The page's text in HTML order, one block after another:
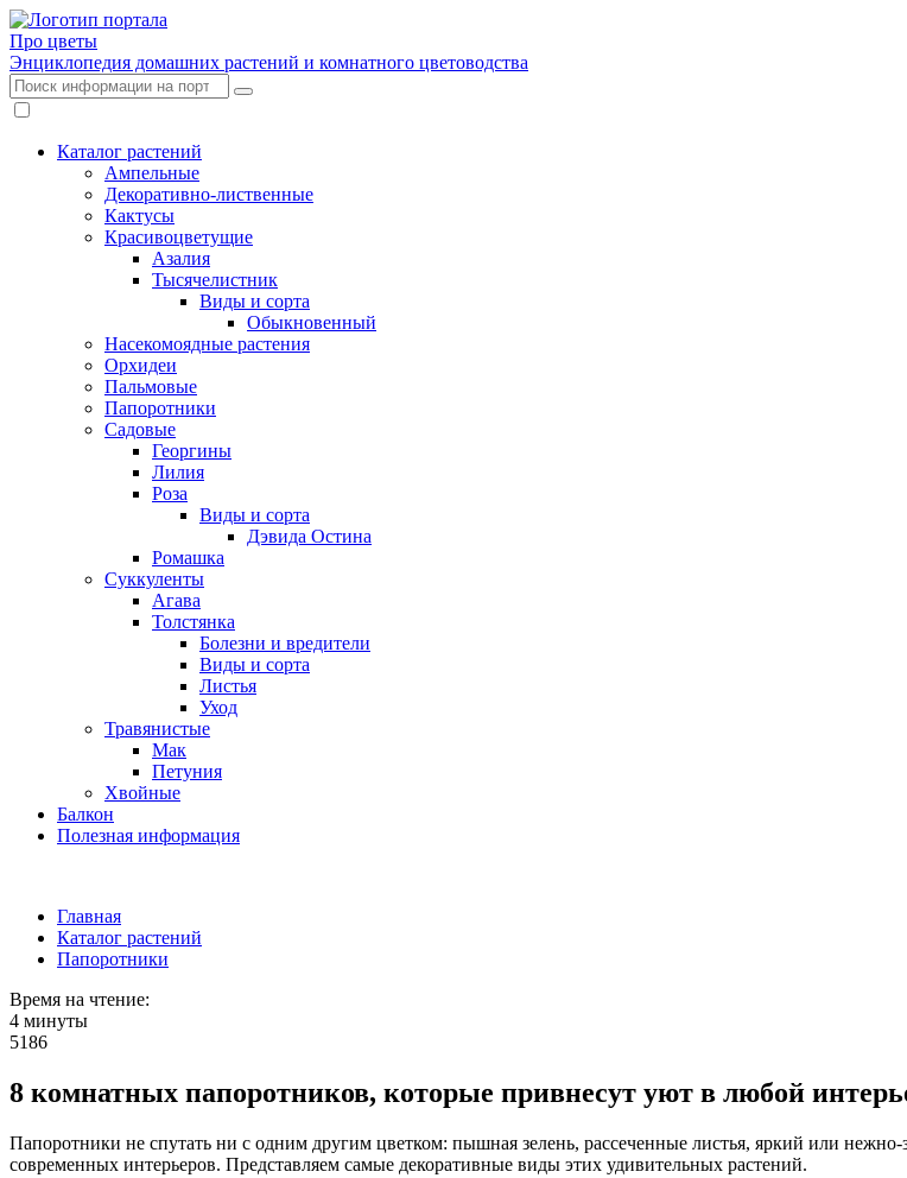
Про цветы
Энциклопедия домашних растений и комнатного цветоводства
Каталог растений
Ампельные
Декоративно-лиственные
Кактусы
Красивоцветущие
Азалия
Тысячелистник
Виды и сорта
Обыкновенный
Насекомоядные растения
Орхидеи
Пальмовые
Папоротники
Садовые
Георгины
Лилия
Роза
Виды и сорта
Дэвида Остина
Ромашка
Суккуленты
Агава
Толстянка
Болезни и вредители
Виды и сорта
Листья
Уход
Травянистые
Мак
Петуния
Хвойные
Балкон
Полезная информация
Главная
Каталог растений
Папоротники
Время на чтение:
4 минуты
5186
8 комнатных папоротников, которые привнесут уют в любой
Папоротники не спутать ни с одним другим цветком: пышная зелень, рассеченные листья, яркий или
современных интерьеров. Представляем самые декоративные виды этих удивительных растений.